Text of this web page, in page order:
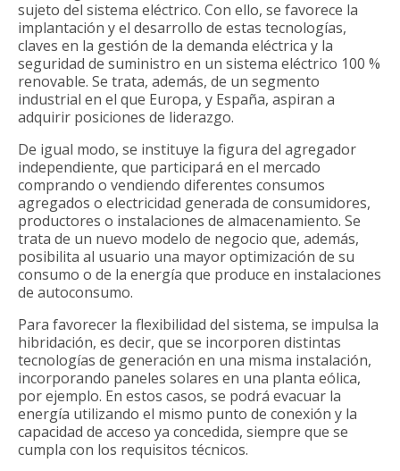
sujeto del sistema eléctrico. Con ello, se favorece la
implantación y el desarrollo de estas tecnologías,
claves en la gestión de la demanda eléctrica y la
seguridad de suministro en un sistema eléctrico 100 %
renovable. Se trata, además, de un segmento
industrial en el que Europa, y España, aspiran a
adquirir posiciones de liderazgo.
De igual modo, se instituye la figura del agregador
independiente, que participará en el mercado
comprando o vendiendo diferentes consumos
agregados o electricidad generada de consumidores,
productores o instalaciones de almacenamiento. Se
trata de un nuevo modelo de negocio que, además,
posibilita al usuario una mayor optimización de su
consumo o de la energía que produce en instalaciones
de autoconsumo.
Para favorecer la flexibilidad del sistema, se impulsa la
hibridación, es decir, que se incorporen distintas
tecnologías de generación en una misma instalación,
incorporando paneles solares en una planta eólica,
por ejemplo. En estos casos, se podrá evacuar la
energía utilizando el mismo punto de conexión y la
capacidad de acceso ya concedida, siempre que se
cumpla con los requisitos técnicos.